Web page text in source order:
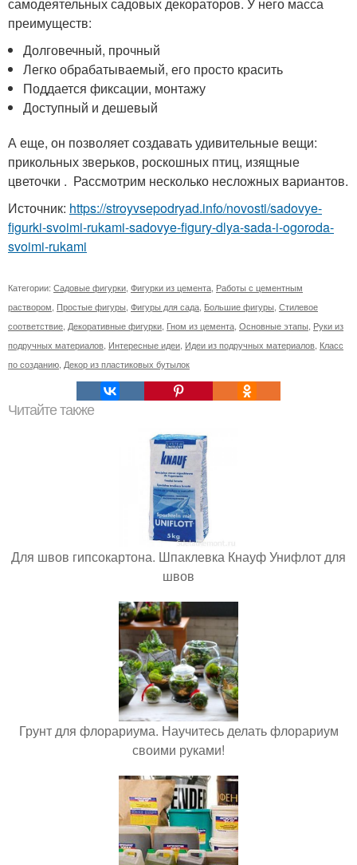
самодеятельных садовых декораторов. У него масса
преимуществ:
Долговечный, прочный
Легко обрабатываемый, его просто красить
Поддается фиксации, монтажу
Доступный и дешевый
А еще, он позволяет создавать удивительные вещи:
прикольных зверьков, роскошных птиц, изящные
цветочки . Рассмотрим несколько несложных вариантов.
Источник: https://stroyvsepodryad.info/novosti/sadovye-
figurki-svoimi-rukami-sadovye-figury-dlya-sada-i-ogoroda-
svoimi-rukami
Категории: Садовые фигурки, Фигурки из цемента, Работы с цементным
раствором, Простые фигуры, Фигуры для сада, Большие фигуры, Стилевое
соответствие, Декоративные фигурки, Гном из цемента, Основные этапы, Руки из
подручных материалов, Интересные идеи, Идеи из подручных материалов, Класс
по созданию, Декор из пластиковых бутылок
Читайте также
Для швов гипсокартона. Шпаклевка Кнауф Унифлот для
швов
Грунт для флорариума. Научитесь делать флорариум
своими руками!